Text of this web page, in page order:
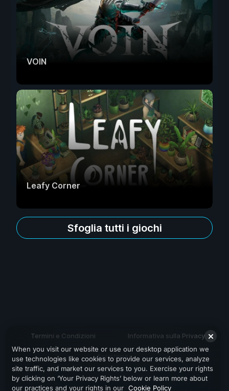
VOIN
Leafy Corner
Sfoglia tutti i giochi
Termini e Condizioni Informativa sulla Privacy
Assistenza
When you visit our website or use our desktop application we
use technologies like cookies to provide our services, analyze
site traffic, and market our services to you. Exercise your rights
by clicking on ‘Your Privacy Rights’ below or learn more about
our practices and your rights in our Cookie Policy